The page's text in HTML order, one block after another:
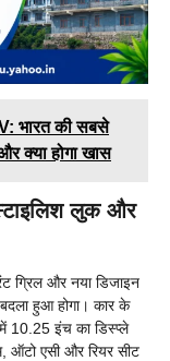
भारत की सबसे
क्या होगा खास
लुक और
ग्रिल और नया डिजाइन
हुआ होगा। कार के
10.25 इंच का डिस्प्ले
ऑटो एसी और रियर सीट